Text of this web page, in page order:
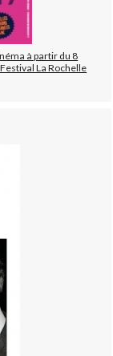
à partir du 8
La Rochelle